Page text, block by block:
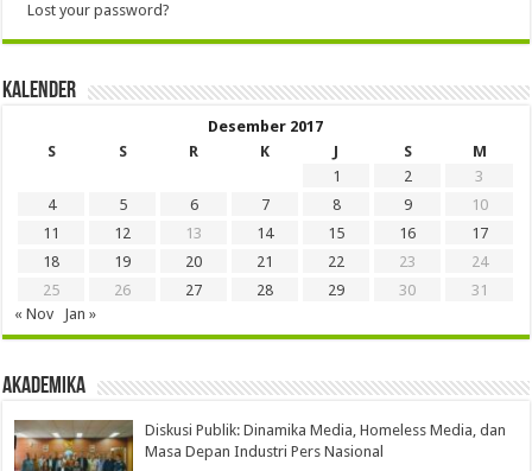
Lost your password?
Kalender
Desember 2017
S
S R K J S
M
1
2
3
4
5 6 7 8 9
10
11
12 13 14 15 16
17
18
19 20 21 22 23
24
25
26 27 28 29 30
31
« Nov
Jan »
Akademika
Diskusi Publik: Dinamika Media, Homeless Media, dan
Masa Depan Industri Pers Nasional